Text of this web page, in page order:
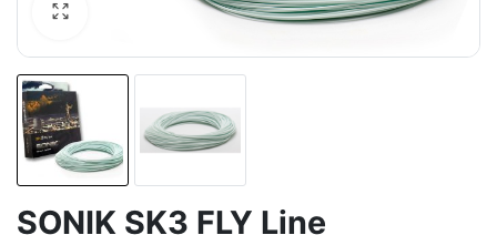
SONIK SK3 FLY Line